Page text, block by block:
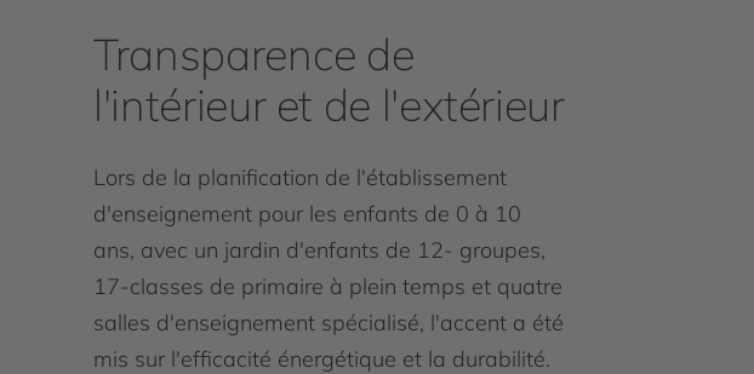
Transparence de
l'intérieur et de l'extérieur
Lors de la planification de l'établissement
d'enseignement pour les enfants de 0 à 10
ans, avec un jardin d'enfants de 12- groupes,
17-classes de primaire à plein temps et quatre
salles d'enseignement spécialisé, l'accent a été
mis sur l'efficacité énergétique et la durabilité.